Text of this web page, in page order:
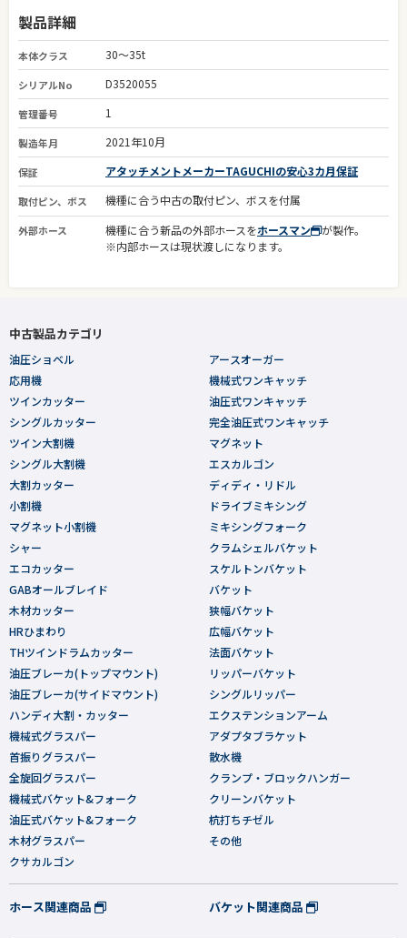
製品詳細
本体クラス 30～35t
シリアルNo D3520055
管理番号 1
製造年月 2021年10月
保証 アタッチメントメーカーTAGUCHIの安心3カ月保証
取付ピン、ボス 機種に合う中古の取付ピン、ボスを付属
外部ホース 機種に合う新品の外部ホースをホースマン
が製作。
※内部ホースは現状渡しになります。
中古製品カテゴリ
油圧ショベル
応用機
ツインカッター
シングルカッター
ツイン大割機
シングル大割機
大割カッター
小割機
マグネット小割機
シャー
エコカッター
GABオールブレイド
木材カッター
HRひまわり
THツインドラムカッター
油圧ブレーカ(トップマウント)
油圧ブレーカ(サイドマウント)
ハンディ大割・カッター
機械式グラスパー
首振りグラスパー
全旋回グラスパー
機械式バケット&フォーク
油圧式バケット&フォーク
木材グラスパー
クサカルゴン
アースオーガー
機械式ワンキャッチ
油圧式ワンキャッチ
完全油圧式ワンキャッチ
マグネット
エスカルゴン
ディディ・リドル
ドライブミキシング
ミキシングフォーク
クラムシェルバケット
スケルトンバケット
バケット
狭幅バケット
広幅バケット
法面バケット
リッパーバケット
シングルリッパー
エクステンションアーム
アダプタブラケット
散水機
クランプ・ブロックハンガー
クリーンバケット
杭打ちチゼル
その他
ホース関連商品 バケット関連商品